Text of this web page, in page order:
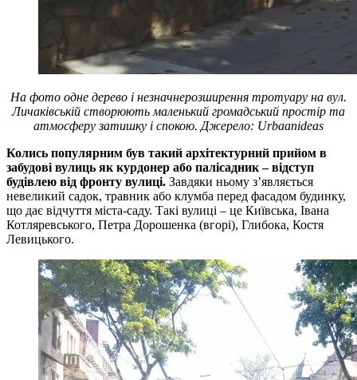
На фото одне дерево і незначнерозширення тротуару на вул.
Личаківській створюють маленький громадський простір та
атмосферу затишку і спокою. Джерело: Urbaanideas
Колись популярним був такий архітектурний прийом в
забудові вулиць як курдонер або палісадник – відступ
будівлею від фронту вулиці. Завдяки ньому з’являється
невеликий садок, травник або клумба перед фасадом будинку,
що дає відчуття міста-саду. Такі вулиці – це Київська, Івана
Котляревського, Петра Дорошенка (вгорі), Глибока, Костя
Левицького.